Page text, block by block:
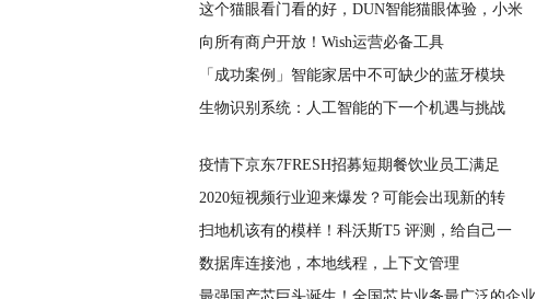
这个猫眼看门看的好，DUN智能猫眼体验，小米
向所有商户开放！Wish运营必备工具
「成功案例」智能家居中不可缺少的蓝牙模块
生物识别系统：人工智能的下一个机遇与挑战
疫情下京东7FRESH招募短期餐饮业员工满足
2020短视频行业迎来爆发？可能会出现新的转
扫地机该有的模样！科沃斯T5 评测，给自己一
数据库连接池，本地线程，上下文管理